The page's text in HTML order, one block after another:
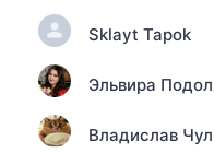
Sklayt Tapok
Эльвира
Владислав